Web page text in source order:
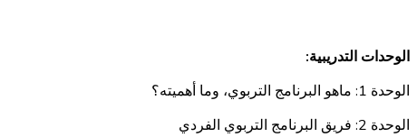
الوحدات التدريبية:
الوحدة 1: ماهو البرنامج التربوي، وما أهميته؟
الوحدة 2: فريق البرنامج التربوي الفردي